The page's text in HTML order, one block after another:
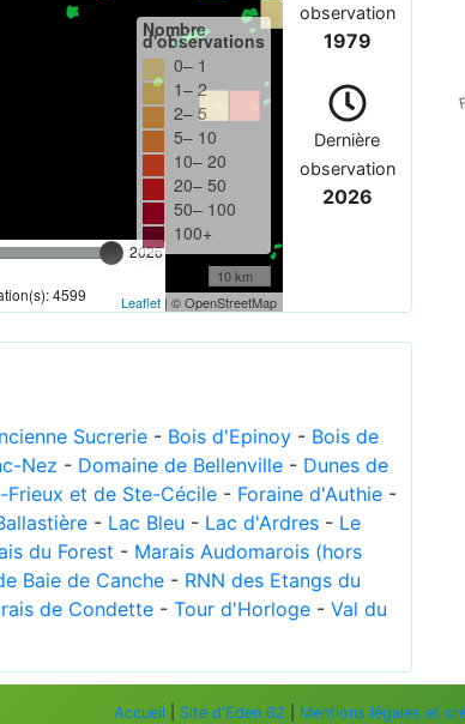
2026
4599
Nombre
d'observations
0– 1
1– 2
2– 5
5– 10
10– 20
20– 50
50– 100
100+
10 km
Leaflet| © OpenStreetMap
observation
1979
Dernière
observation
2026
Sucrerie - Bois d'Epinoy - Bois de
Nez - Domaine de Bellenville - Dunes de
Frieux et de Ste-Cécile - Foraine d'Authie -
- Lac Bleu - Lac d'Ardres - Le
du Forest - Marais Audomarois (hors
Baie de Canche - RNN des Etangs du
de Condette - Tour d'Horloge - Val du
Accueil Site d'Eden 62 Mentions légales et